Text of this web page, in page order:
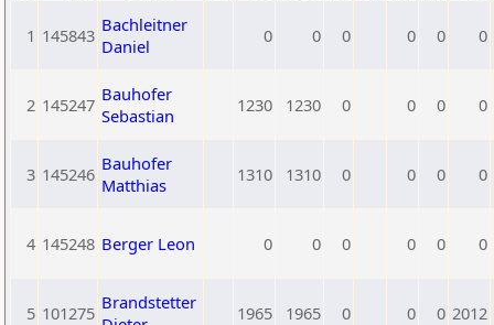
1 145843 Bachleitner
Daniel
0 0 0 0 0 0
2 145247 Bauhofer
Sebastian
1230 1230 0 0 0 0
3 145246 Bauhofer
Matthias
1310 1310 0 0 0 0
4 145248 Berger Leon 0 0 0 0 0 0
5 101275 Brandstetter
1965 1965 0 0 0 2012